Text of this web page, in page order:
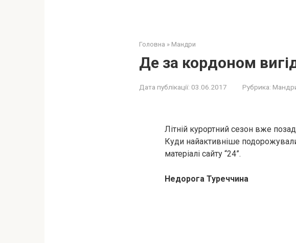
Головна » Мандри
Де за кордоном
Дата публікації: 03.06.2017 Рубрика:
Літній курортний сезон вже
Куди найактивніше
матеріалі сайту “24”.
Недорога Туреччина